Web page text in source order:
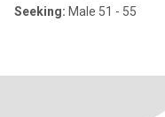
Seeking: Male 51 - 55